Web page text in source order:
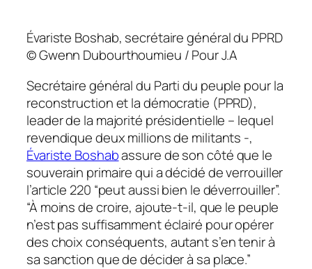
Évariste Boshab, secrétaire général du PPRD
© Gwenn Dubourthoumieu / Pour J.A
Secrétaire général du Parti du peuple pour la
reconstruction et la démocratie (PPRD),
leader de la majorité présidentielle – lequel
revendique deux millions de militants -,
Évariste Boshabassure de son côté que le
souverain primaire qui a décidé de verrouiller
l’article 220 “peut aussi bien le déverrouiller”.
“À moins de croire, ajoute-t-il, que le peuple
n’est pas suffisamment éclairé pour opérer
des choix conséquents, autant s’en tenir à
sa sanction que de décider à sa place.”